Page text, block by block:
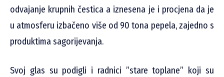
odvajanje krupnih čestica a iznesena je i procjena da je
u atmosferu izbačeno više od 90 tona pepela, zajedno s
produktima sagorijevanja.
Svoj glas su podigli i radnici ”stare toplane” koji su